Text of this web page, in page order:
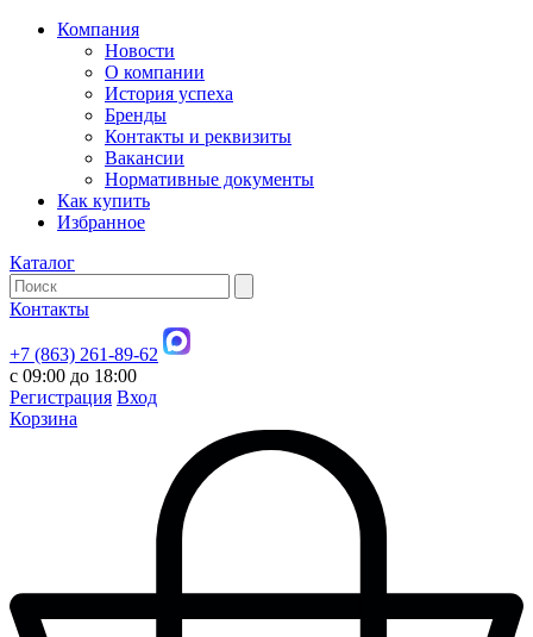
Компания
Новости
О компании
История успеха
Бренды
Контакты и реквизиты
Вакансии
Нормативные документы
Как купить
Избранное
Каталог
Контакты
+7 (863) 261-89-62
с 09:00 до 18:00
Регистрация Вход
Корзина